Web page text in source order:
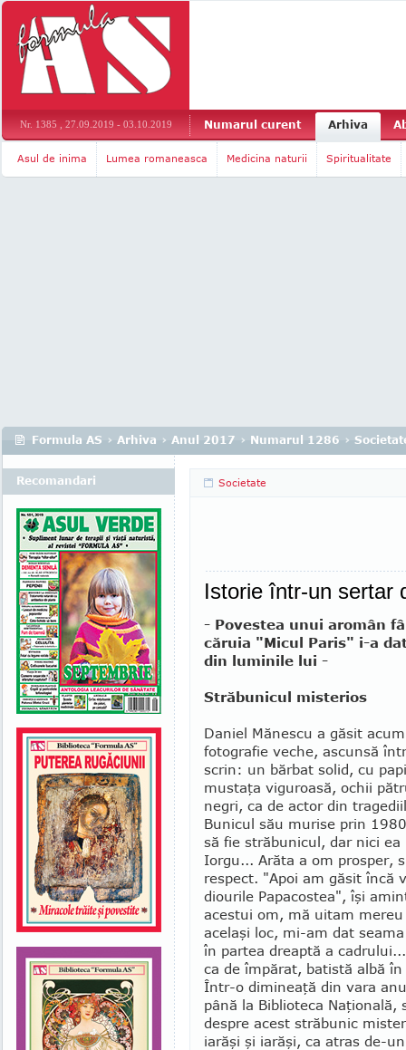
Nr. 1385 , 27.09.2019 - 03.10.2019 Numarul curent Arhiva
Asul de inima Lumea romaneasca Medicina naturii Spiritualitate
Formula AS › Arhiva › Anul 2017 › Numarul 1286 ›
Societate
Istorie într-un sertar
- Povestea unui aromân
căruia "Micul Paris" i-a
din luminile lui -
Străbunicul misterios
Daniel Mănescu a găsit
foto­grafie veche, ascunsă
scrin: un bărbat solid, cu
mustaţa viguroasă, ochii
negri, ca de actor din
Bunicul său murise prin
să fie străbunicul, dar nici
Iorgu... Arăta a om prosper,
respect. "Apoi am găsit încă
diou­rile Papacostea", îşi
acestui om, mă ui­tam
ace­laşi loc, mi-am dat
în partea dreaptă a
ca de împărat, batis­tă albă
Într-o dimineaţă din vara
până la Biblioteca
despre acest străbu­nic
iarăşi şi iarăşi, ca atras de-
Recomandari